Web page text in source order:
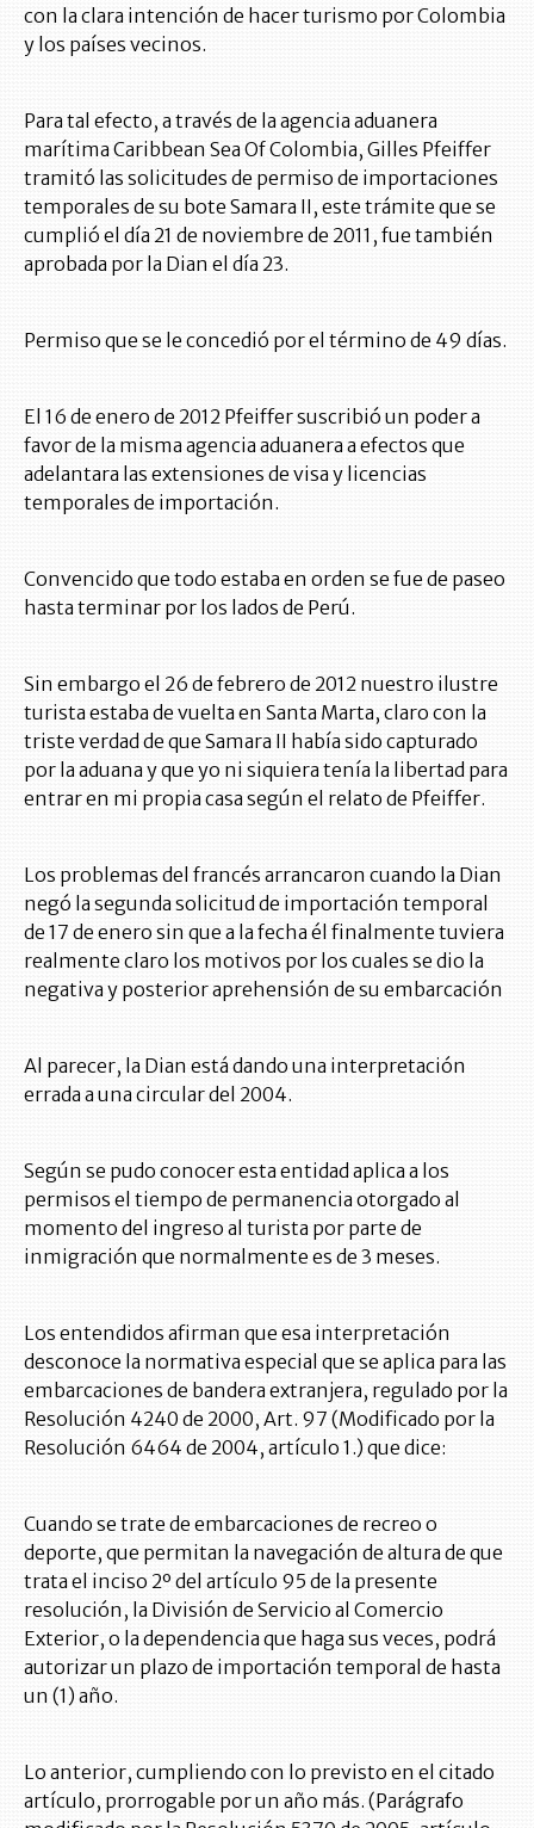
con la clara intención de hacer turismo por Colombia
y los países vecinos.
Para tal efecto, a través de la agencia aduanera
marítima Caribbean Sea Of Colombia, Gilles Pfeiffer
tramitó las solicitudes de permiso de importaciones
temporales de su bote Samara II, este trámite que se
cumplió el día 21 de noviembre de 2011, fue también
aprobada por la Dian el día 23.
Permiso que se le concedió por el término de 49 días.
El 16 de enero de 2012 Pfeiffer suscribió un poder a
favor de la misma agencia aduanera a efectos que
adelantara las extensiones de visa y licencias
temporales de importación.
Convencido que todo estaba en orden se fue de paseo
hasta terminar por los lados de Perú.
Sin embargo el 26 de febrero de 2012 nuestro ilustre
turista estaba de vuelta en Santa Marta, claro con la
triste verdad de que Samara II había sido capturado
por la aduana y que yo ni siquiera tenía la libertad para
entrar en mi propia casa según el relato de Pfeiffer.
Los problemas del francés arrancaron cuando la Dian
negó la segunda solicitud de importación temporal
de 17 de enero sin que a la fecha él finalmente tuviera
realmente claro los motivos por los cuales se dio la
negativa y posterior aprehensión de su embarcación
Al parecer, la Dian está dando una interpretación
errada a una circular del 2004.
Según se pudo conocer esta entidad aplica a los
permisos el tiempo de permanencia otorgado al
momento del ingreso al turista por parte de
inmigración que normalmente es de 3 meses.
Los entendidos afirman que esa interpretación
desconoce la normativa especial que se aplica para las
embarcaciones de bandera extranjera, regulado por la
Resolución 4240 de 2000, Art. 97 (Modificado por la
Resolución 6464 de 2004, artículo 1.) que dice:
Cuando se trate de embarcaciones de recreo o
deporte, que permitan la navegación de altura de que
trata el inciso 2º del artículo 95 de la presente
resolución, la División de Servicio al Comercio
Exterior, o la dependencia que haga sus veces, podrá
autorizar un plazo de importación temporal de hasta
un (1) año.
Lo anterior, cumpliendo con lo previsto en el citado
artículo, prorrogable por un año más. (Parágrafo